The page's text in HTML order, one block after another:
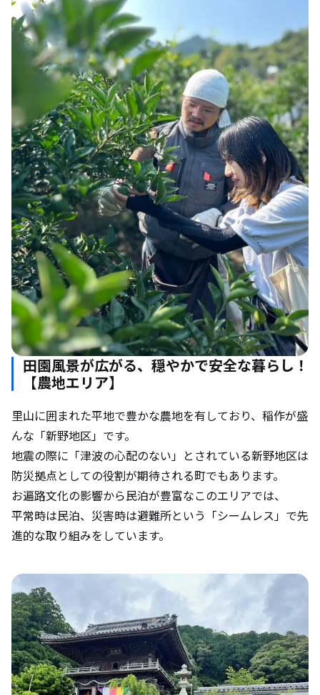
田園風景が広がる、穏やかで安全な暮らし！
【農地エリア】
里山に囲まれた平地で豊かな農地を有しており、稲作が盛
んな「新野地区」です。
地震の際に「津波の心配のない」とされている新野地区は
防災拠点としての役割が期待される町でもあります。
お遍路文化の影響から民泊が豊富なこのエリアでは、
平常時は民泊、災害時は避難所という「シームレス」で先
進的な取り組みをしています。